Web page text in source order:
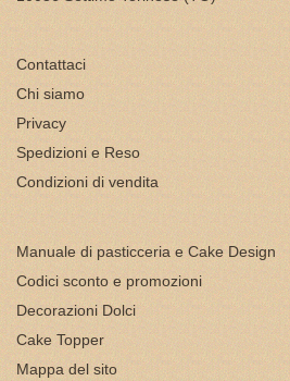
Contattaci
Chi siamo
Privacy
Spedizioni e Reso
Condizioni di vendita
Manuale di pasticceria e Cake Design
Codici sconto e promozioni
Decorazioni Dolci
Cake Topper
Mappa del sito